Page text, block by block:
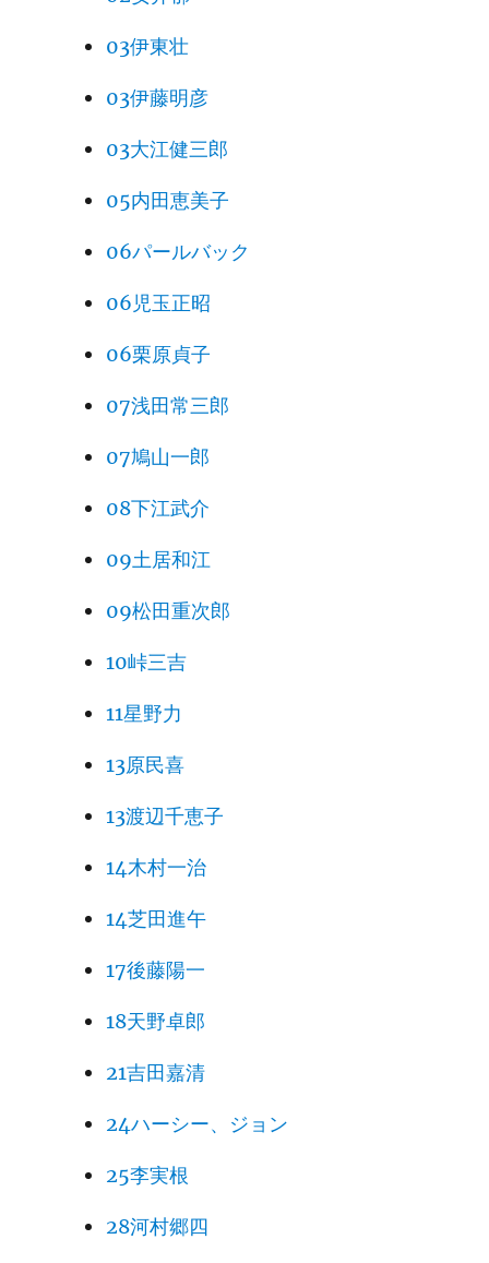
03伊東壮
03伊藤明彦
03大江健三郎
05内田恵美子
06パールバック
06児玉正昭
06栗原貞子
07浅田常三郎
07鳩山一郎
08下江武介
09土居和江
09松田重次郎
10峠三吉
11星野力
13原民喜
13渡辺千恵子
14木村一治
14芝田進午
17後藤陽一
18天野卓郎
21吉田嘉清
24ハーシー、ジョン
25李実根
28河村郷四